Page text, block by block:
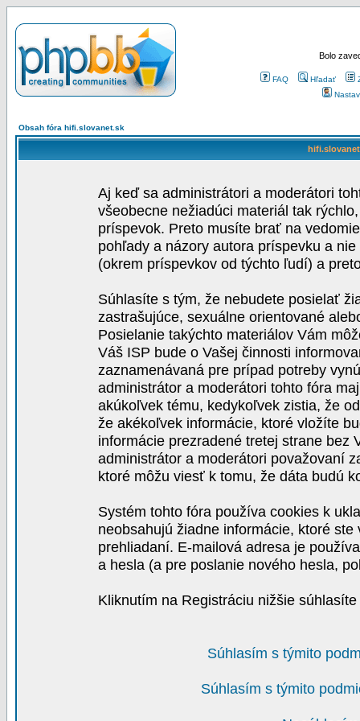
Bolo
FAQ Hľadať
Obsah fóra hifi.slovanet.sk
Aj keď sa administrátori a moderátori
všeobecne nežiadúci materiál tak
príspevok. Preto musíte brať na
pohľady a názory autora príspevku a
(okrem príspevkov od týchto ľudí) a
Súhlasíte s tým, že nebudete posielať
zastrašujúce, sexuálne orientované
Posielanie takýchto materiálov Vám
Váš ISP bude o Vašej činnosti
zaznamenávaná pre prípad potreby
administrátor a moderátori tohto fóra
akúkoľvek tému, kedykoľvek zistia, že
že akékoľvek informácie, ktoré vložíte
informácie prezradené tretej strane bez
administrátor a moderátori považovaní
ktoré môžu viesť k tomu, že dáta budú
Systém tohto fóra používa cookies k
neobsahujú žiadne informácie, ktoré
prehliadaní. E-mailová adresa je
a hesla (a pre poslanie nového hesla,
Kliknutím na Registráciu nižšie
Súhlasím s týmito
Súhlasím s týmito